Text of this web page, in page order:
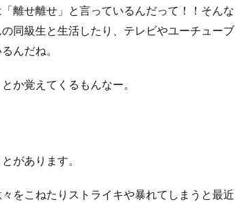
離せ離せ」と言っているんだって！！そんな
同級生と生活したり、テレビやユーチューブ
んだね。
か覚えてくるもんなー。
があります。
をこねたりストライキや暴れてしまうと最近